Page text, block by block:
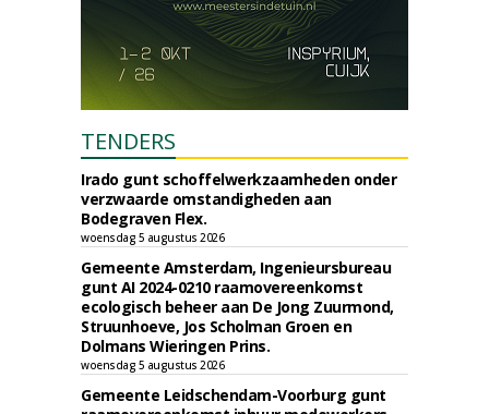
TENDERS
Irado gunt schoffelwerkzaamheden onder
verzwaarde omstandigheden aan
Bodegraven Flex.
woensdag 5 augustus 2026
Gemeente Amsterdam, Ingenieursbureau
gunt AI 2024-0210 raamovereenkomst
ecologisch beheer aan De Jong Zuurmond,
Struunhoeve, Jos Scholman Groen en
Dolmans Wieringen Prins.
woensdag 5 augustus 2026
Gemeente Leidschendam-Voorburg gunt